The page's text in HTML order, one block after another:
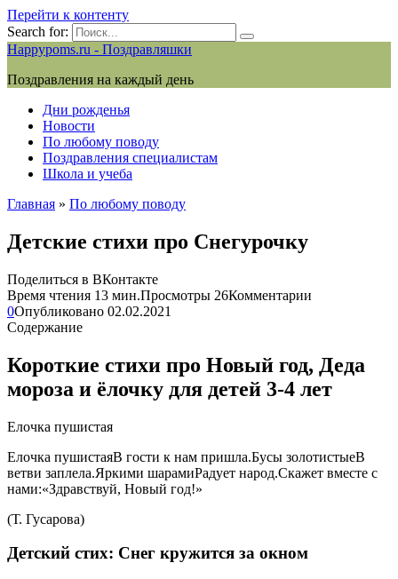
Перейти к контенту
Search for:
Happypoms.ru - Поздравляшки
Поздравления на каждый день
Дни рожденья
Новости
По любому поводу
Поздравления специалистам
Школа и учеба
Главная » По любому поводу
Детские стихи про Снегурочку
Поделиться в ВКонтакте
Время чтения 13 мин.Просмотры 26Комментарии
0Опубликовано 02.02.2021
Содержание
Короткие стихи про Новый год, Деда
мороза и ёлочку для детей 3-4 лет
Елочка пушистая
Елочка пушистаяВ гости к нам пришла.Бусы золотистыеВ
ветви заплела.Яркими шарамиРадует народ.Скажет вместе с
нами:«Здравствуй, Новый год!»
(Т. Гусарова)
Детский стих: Снег кружится за окном